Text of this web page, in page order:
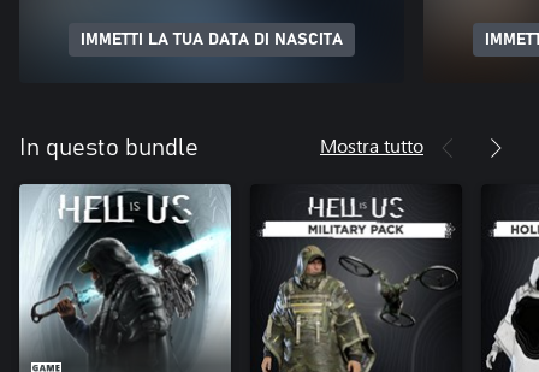
IMMETTI LA TUA DATA DI NASCITA
In questo bundle Mostra tutto